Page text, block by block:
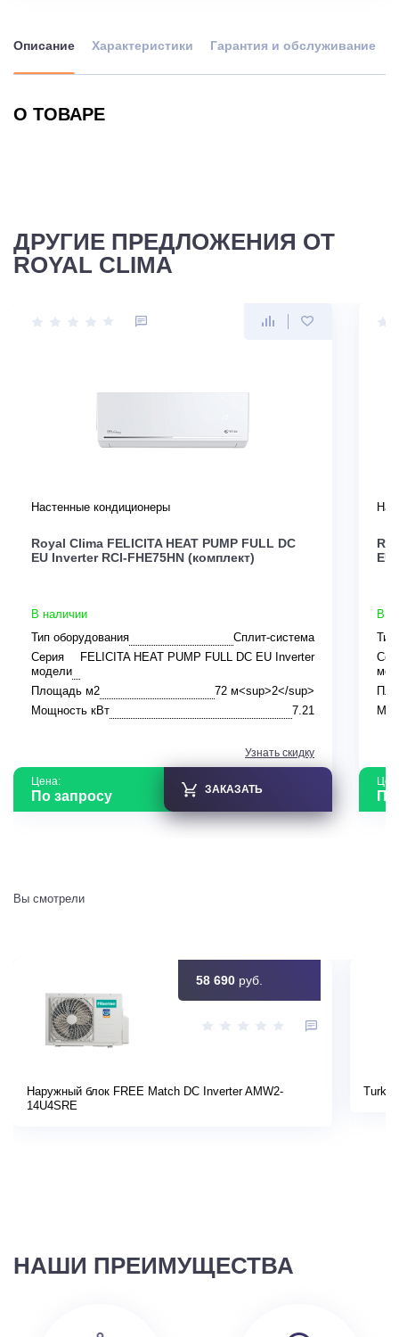
Описание Характеристики Гарантия и обслуживание
О ТОВАРЕ
ДРУГИЕ ПРЕДЛОЖЕНИЯ ОТ
ROYAL CLIMA
Настенные кондиционеры
Royal Clima FELICITA HEAT PUMP FULL DC
EU Inverter RCI-FHE75HN (комплект)
В наличии
Тип оборудования
Сплит-система
Серия
модели
FELICITA HEAT PUMP FULL DC EU Inverter
Площадь м2
72 м<sup>2</sup>
Мощность кВт
7.21
Узнать скидку
Цена:
По запросу ЗАКАЗАТЬ
EU
В
Тип
По
Вы смотрели
58 690 руб.
Наружный блок FREE Match DC Inverter AMW2-
14U4SRE
НАШИ ПРЕИМУЩЕСТВА